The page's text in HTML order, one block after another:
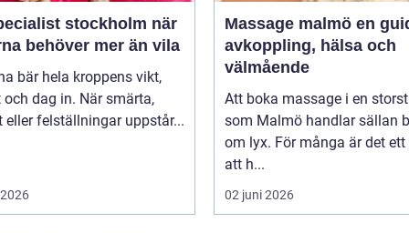
stockholm när
behöver mer än vila
bär hela kroppens vikt,
och dag in. När smärta,
eller felställningar uppstår...
Massage malmö en guide till
avkoppling, hälsa och
välmående
Att boka massage i en
som Malmö handlar sällan
om lyx. För många är det
att h...
02 juni 2026